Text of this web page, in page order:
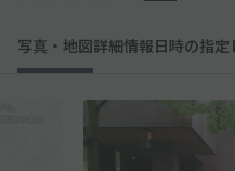
写真・地図詳細情報日時の指定